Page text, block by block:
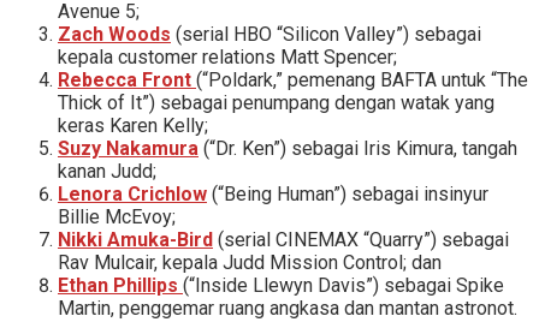
Avenue 5;
Zach Woods (serial HBO “Silicon Valley”) sebagai
kepala customer relations Matt Spencer;
Rebecca Front (“Poldark,” pemenang BAFTA untuk “The
Thick of It”) sebagai penumpang dengan watak yang
keras Karen Kelly;
Suzy Nakamura (“Dr. Ken”) sebagai Iris Kimura, tangah
kanan Judd;
Lenora Crichlow (“Being Human”) sebagai insinyur
Billie McEvoy;
Nikki Amuka-Bird (serial CINEMAX “Quarry”) sebagai
Rav Mulcair, kepala Judd Mission Control; dan
Ethan Phillips (“Inside Llewyn Davis”) sebagai Spike
Martin, penggemar ruang angkasa dan mantan astronot.